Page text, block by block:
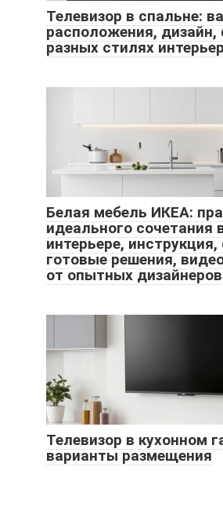
Телевизор в спальне:
расположения, дизайн,
разных стилях
Белая мебель ИКЕА:
идеального сочетания
интерьере,
готовые решения,
от опытных дизайнеров
Телевизор в кухонном
варианты размещения